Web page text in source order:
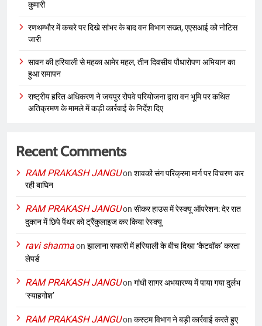
कुमारी
रणथम्भौर में कचरे पर दिखे सांभर के बाद वन विभाग सख्त, एएसआई को नोटिस
जारी
सावन की हरियाली से महका आमेर महल, तीन दिवसीय पौधारोपण अभियान का
हुआ समापन
राष्ट्रीय हरित अधिकरण ने जयपुर रोपवे परियोजना द्वारा वन भूमि पर कथित
अतिक्रमण के मामले में कड़ी कार्रवाई के निर्देश दिए
Recent Comments
RAM PRAKASH JANGUon शावकों संग परिक्रमा मार्ग पर विचरण कर
रही बाघिन
RAM PRAKASH JANGUon सीकर हाउस में रेस्क्यू ऑपरेशन: देर रात
दुकान में छिपे पैंथर को ट्रैंकुलाइज कर किया रेस्क्यू
ravi sharmaon झालाना सफारी में हरियाली के बीच दिखा ‘कैटवॉक’ करता
लेपर्ड
RAM PRAKASH JANGUon गांधी सागर अभयारण्य में पाया गया दुर्लभ
‘स्याहगोश’
RAM PRAKASH JANGUon कस्टम विभाग ने बड़ी कार्रवाई करते हुए